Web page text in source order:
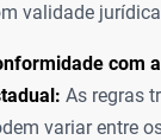
validade
com
As regras
variar entre